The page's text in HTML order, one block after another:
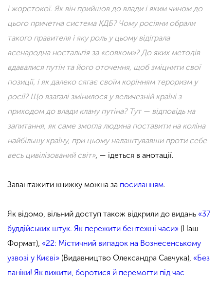
і жорстокої. Як він прийшов до влади і яким чином до
цього причетна система КДБ? Чому росіяни обрали
такого правителя і яку роль у цьому відіграла
всенародна ностальгія за «совком»? До яких методів
вдавалися путін та його оточення, щоб зміцнити свої
позиції, і як далеко сягає своїм корінням тероризм у
росії? Що взагалі змінилося у величезній країні з
приходом до влади клану путіна? Тут — відповідь на
запитання, як саме змогла людина поставити на коліна
найбільшу країну, при цьому налаштувавши проти себе
весь цивілізований світ», — ідеться в анотації.
Завантажити книжку можна за посиланням.
Як відомо, вільний доступ також відкрили до видань «37
буддійських штук. Як пережити бентежні часи» (Наш
Формат), «22: Містичний випадок на Вознесенському
узвозі у Києві» (Видавництво Олександра Савчука), «Без
паніки! Як вижити, боротися й перемогти під час